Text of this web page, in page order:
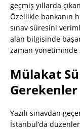
geçmiş yıllarda
Özellikle bankanın
sınav süresini
alan bilgisinde
zaman yönetiminde
Mülakat
Gerekenler
Yazılı sınavdan
İstanbul’da